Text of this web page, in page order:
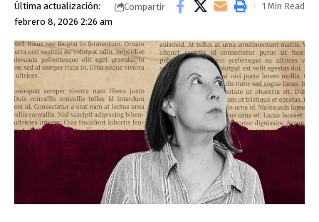
Última actualización:
febrero 8, 2026 2:26 am
Compartir
1 Min Read